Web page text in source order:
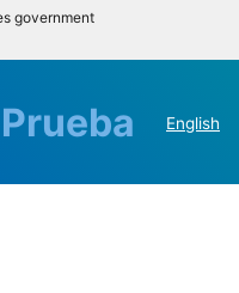
government
Prueba English